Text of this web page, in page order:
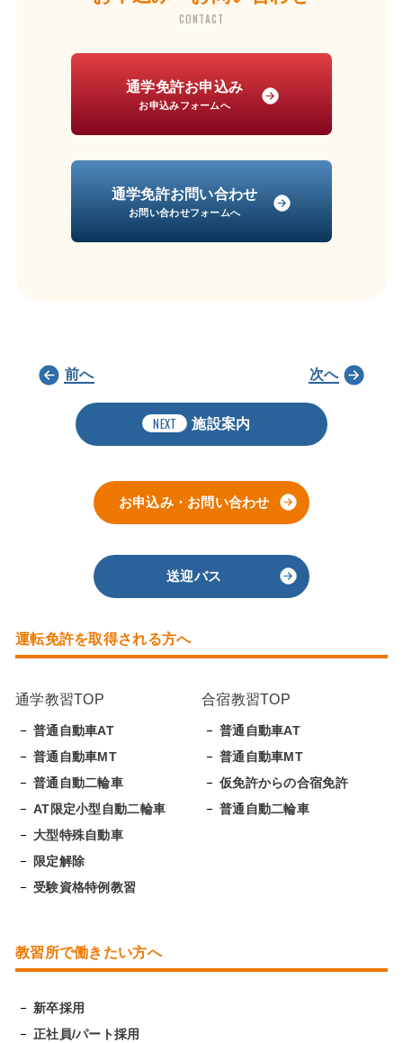
CONTACT
通学免許お申込み
お申込みフォームへ
通学免許お問い合わせ
お問い合わせフォームへ
前へ
NEXT 施設案内
次へ
お申込み・お問い合わせ
送迎バス
運転免許を取得される方へ
通学教習TOP
普通自動車AT
普通自動車MT
普通自動二輪車
AT限定小型自動二輪車
大型特殊自動車
限定解除
受験資格特例教習
合宿教習TOP
普通自動車AT
普通自動車MT
仮免許からの合宿免許
普通自動二輪車
教習所で働きたい方へ
新卒採用
正社員/パート採用